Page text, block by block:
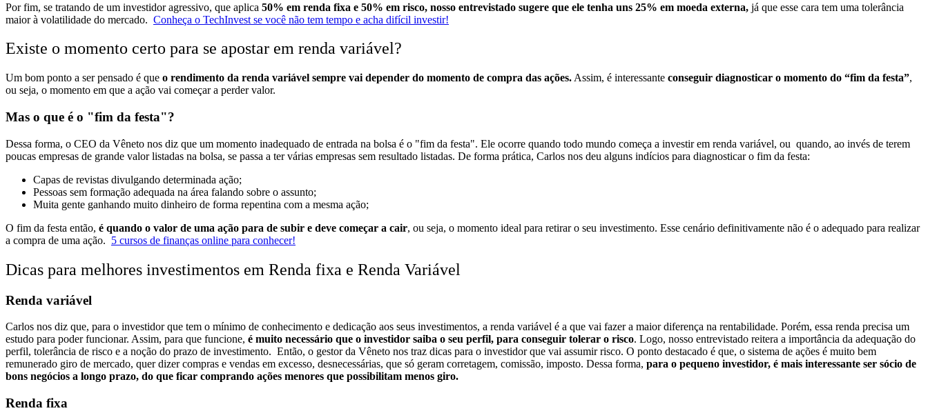
Por fim, se tratando de um investidor agressivo, que aplica 50% em renda fixa e 50% em risco, nosso entrevistado sugere que ele tenha uns 25% em moeda externa, já que esse cara tem uma tolerância
maior à volatilidade do mercado. Conheça o TechInvest se você não tem tempo e acha difícil investir!
Existe o momento certo para se apostar em renda variável?
Um bom ponto a ser pensado é que o rendimento da renda variável sempre vai depender do momento de compra das ações. Assim, é interessante conseguir diagnosticar o momento do “fim da festa”,
ou seja, o momento em que a ação vai começar a perder valor.
Mas o que é o "fim da festa"?
Dessa forma, o CEO da Vêneto nos diz que um momento inadequado de entrada na bolsa é o "fim da festa". Ele ocorre quando todo mundo começa a investir em renda variável, ou quando, ao invés de terem
poucas empresas de grande valor listadas na bolsa, se passa a ter várias empresas sem resultado listadas. De forma prática, Carlos nos deu alguns indícios para diagnosticar o fim da festa:
Capas de revistas divulgando determinada ação;
Pessoas sem formação adequada na área falando sobre o assunto;
Muita gente ganhando muito dinheiro de forma repentina com a mesma ação;
O fim da festa então, é quando o valor de uma ação para de subir e deve começar a cair, ou seja, o momento ideal para retirar o seu investimento. Esse cenário definitivamente não é o adequado para realizar
a compra de uma ação. 5 cursos de finanças online para conhecer!
Dicas para melhores investimentos em Renda fixa e Renda Variável
Renda variável
Carlos nos diz que, para o investidor que tem o mínimo de conhecimento e dedicação aos seus investimentos, a renda variável é a que vai fazer a maior diferença na rentabilidade. Porém, essa renda precisa um
estudo para poder funcionar. Assim, para que funcione, é muito necessário que o investidor saiba o seu perfil, para conseguir tolerar o risco. Logo, nosso entrevistado reitera a importância da adequação do
perfil, tolerância de risco e a noção do prazo de investimento. Então, o gestor da Vêneto nos traz dicas para o investidor que vai assumir risco. O ponto destacado é que, o sistema de ações é muito bem
remunerado giro de mercado, quer dizer compras e vendas em excesso, desnecessárias, que só geram corretagem, comissão, imposto. Dessa forma, para o pequeno investidor, é mais interessante ser sócio de
bons negócios a longo prazo, do que ficar comprando ações menores que possibilitam menos giro.
Renda fixa